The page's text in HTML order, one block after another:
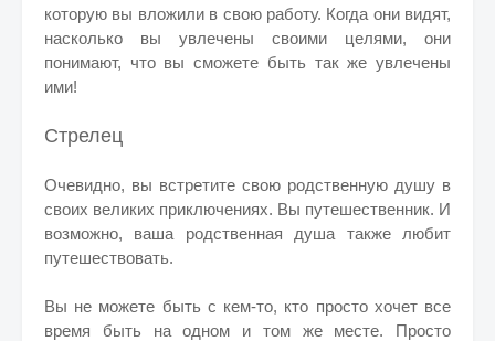
которую вы вложили в свою работу. Когда они видят,
насколько вы увлечены своими целями, они
понимают, что вы сможете быть так же увлечены
ими!
Стрелец
Очевидно, вы встретите свою родственную душу в
своих великих приключениях. Вы путешественник. И
возможно, ваша родственная душа также любит
путешествовать.
Вы не можете быть с кем-то, кто просто хочет все
время быть на одном и том же месте. Просто